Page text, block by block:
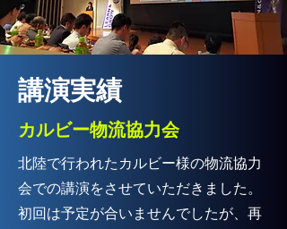
​講演実績
カルビー物流協力会
​北陸で行われたカルビー様の物流協力
会での講演をさせていただきました。
​初回は予定が合いませんでしたが、再